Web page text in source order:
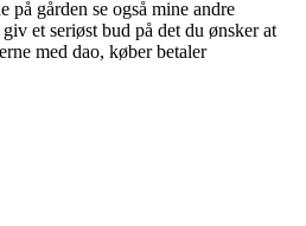
på gården se også mine andre
et seriøst bud på det du ønsker at
med dao, køber betaler